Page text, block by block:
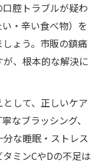
腔トラブルが疑わ
・辛い食べ物）を
ょう。市販の鎮痛
、根本的な解決に
として、正しいケア
なブラッシング、
な睡眠・ストレス
ミンCやDの不足は